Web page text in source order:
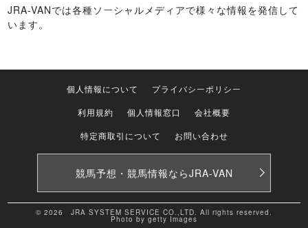
JRA-VANでは各種ソーシャルメディアで様々な情報を発信して
います。
個人情報について
プライバシーポリシー
利用規約
個人情報窓口
会社概要
特定商取引について
お問い合わせ
競馬予想・競馬情報ならJRA-VAN
© 2026 JRA SYSTEM SERVICE CO.,LTD. All rights reserved.
Photo by getty Images